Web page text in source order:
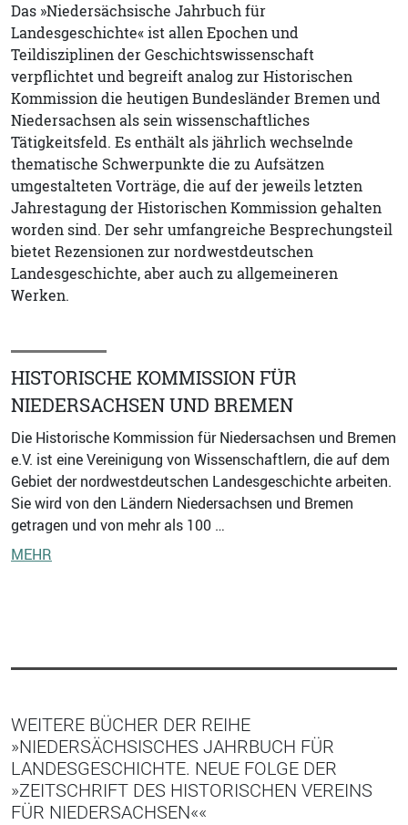
Das »Niedersächsische Jahrbuch für
Landesgeschichte« ist allen Epochen und
Teildisziplinen der Geschichtswissenschaft
verpflichtet und begreift analog zur Historischen
Kommission die heutigen Bundesländer Bremen und
Niedersachsen als sein wissenschaftliches
Tätigkeitsfeld. Es enthält als jährlich wechselnde
thematische Schwerpunkte die zu Aufsätzen
umgestalteten Vorträge, die auf der jeweils letzten
Jahrestagung der Historischen Kommission gehalten
worden sind. Der sehr umfangreiche Besprechungsteil
bietet Rezensionen zur nordwestdeutschen
Landesgeschichte, aber auch zu allgemeineren
Werken.
HISTORISCHE KOMMISSION FÜR
NIEDERSACHSEN UND BREMEN
Die Historische Kommission für Niedersachsen und Bremen
e.V. ist eine Vereinigung von Wissenschaftlern, die auf dem
Gebiet der nordwestdeutschen Landesgeschichte arbeiten.
Sie wird von den Ländern Niedersachsen und Bremen
getragen und von mehr als 100 …
MEHR
WEITERE BÜCHER DER REIHE
»NIEDERSÄCHSISCHES JAHRBUCH FÜR
LANDESGESCHICHTE. NEUE FOLGE DER
»ZEITSCHRIFT DES HISTORISCHEN VEREINS
FÜR NIEDERSACHSEN««